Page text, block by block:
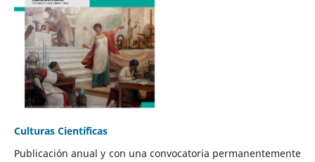
Culturas Científicas
Publicación anual y con una convocatoria permanentemente